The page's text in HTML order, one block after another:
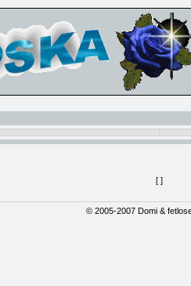
[ ]
© 2005-2007 Domi &